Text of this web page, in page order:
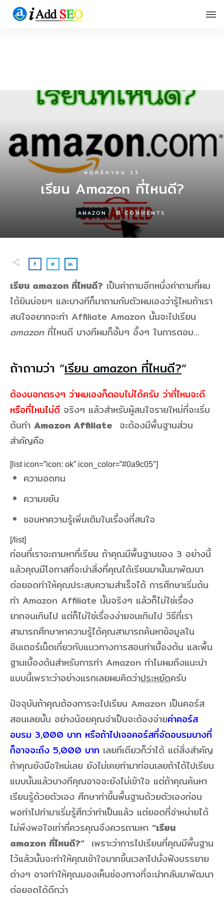
พฤศจิกายน 13
เรียน Amazon ที่ไหนดี?
AMAZON 0 COMMENTS
เรียน amazon ที่ไหนดี? เป็นคำถามอีกหนึ่งคำถามที่ผม
ได้ยินบ่อยๆ และบางทีก็มาถามกับตัวผมเองว่ารู้ไหมถ้าเรา
สนใจอยากจะทำ Affiliate Amazon นั้นจะไปเรียน
amazonที่ไหนดี บางทีผมก็อั้มๆ อึ้งๆ ในการตอบ…
ถ้าถามว่า “เรียน amazon ที่ไหนดี?“
ต้องบอกตรงๆ ว่าผมเองก็ตอบไม่ได้ครับ ว่าที่ไหนจะดี
หรือที่ไหนไม่ดี จริงๆ แล้วสำหรับผู้สนใจรายใหม่ที่จะเริ่ม
ต้นทำ Amazon Affiliate จะต้องมีพื้นฐานส่วน
สำคัญคือ
[list icon=”icon: ok” icon_color=”#0a9c05″]
ความอดทน
ความขยัน
ชอบหาความรู้เพิ่มเติมในเรื่องที่สนใจ
[/list]
ก่อนที่เราจะถามหาที่เรียน ถ้าคุณมีพื้นฐานของ 3 อย่างนี้
แล้วคุณมีโอกาสที่จะนำสิ่งที่คุณได้เรียนมานั้นมาพัฒนา
ต่อยอดทำให้คุณประสบความสำเร็จได้ การศึกษาเริ่มต้น
ทำ Amazon Affiliate นั้นจริงๆ แล้วก็ไม่ใช่เรื่อง
ยากจนเกินไป แต่ก็ไม่ใช่เรื่องง่ายจนเกินไป วิธีที่เรา
สามารถศึกษาหาความรู้ได้คุณสามารถค้นหาข้อมูลใน
อินเตอร์เน็ตเกี่ยวกับแนวทางการสอนทำเบื้องต้น และพื้น
ฐานเบื้องต้นสำหรับการทำ Amazon ทำไมผมถึงแนะนำ
แบบนี้เพราะว่าอย่างแรกเลยผมคิดว่าประหยัดครับ
ปัจจุบันถ้าคุณต้องการจะไปเรียน Amazon เป็นคอร์ส
สอนเลยนั้น อย่างน้อยคุณจำเป็นจะต้องจ่ายค่าคอร์ส
อบรม 3,000 บาท หรือถ้าไปเจอคอร์สที่จัดอบรมบางที่
ก็อาจจะถึง 5,000 บาท เลยทีเดียวก็ว่าได้ แต่สิ่งสำคัญ
ถ้าคุณยังมือใหม่เลย ยังไม่เคยทำมาก่อนเลยถ้าได้ไปเรียน
แบบนั้นแล้วบางทีคุณอาจจะยังไม่เข้าใจ แต่ถ้าคุณค้นหา
เรียนรู้ด้วยตัวเอง ศึกษาทำขึ้นพื้นฐานด้วยตัวเองก่อน
พอทำไปทำมาเริ่มรู้ศึกว่าทำเป็นแล้ว แต่ยอดที่จำหน่ายได้
ไม่พึงพอใจเท่าที่ควรคุณจึงควรถามหา “เรียน
amazon ที่ไหนดี?” เพราะว่าการไปเรียนที่คุณมีพื้นฐาน
ไว้แล้วนั้นจะทำให้คุณเข้าใจมากขึ้นเวลาไปนั่งฟังบรรยาย
ต่างๆ อาจทำให้คุณมองเห็นช่องทางที่จะนำกลับมาพัฒนา
ต่อยอดได้ดีกว่า